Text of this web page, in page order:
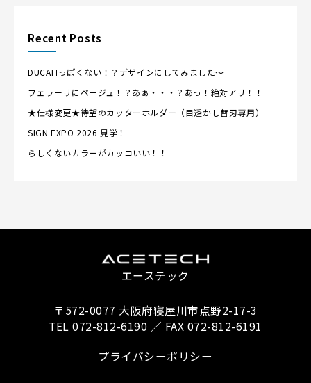
Recent Posts
DUCATIっぽくない！？デザインにしてみました～
フェラーリにベージュ！？あぁ・・・？あっ！絶対アリ！！
★仕様変更★待望のカッターホルダー（目透かし替刃専用）
SIGN EXPO 2026 見学！
らしくないカラーがカッコいい！！
エーステック
〒572-0077 大阪府寝屋川市点野2-17-3
TEL 072-812-6190 ／ FAX 072-812-6191
プライバシーポリシー